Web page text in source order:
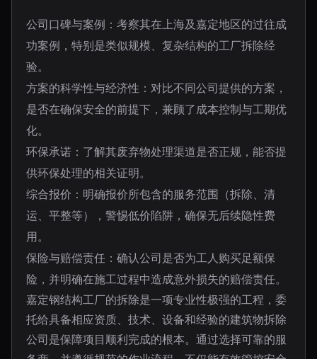
公司口碑与案例：考察其在上海及嘉定地区的过往成
功案例，特别是类似规模、复杂结构的工厂拆除经
验。
方案的科学性与经济性：对比不同公司提供的方案，
是否在确保安全的前提下，兼顾了成本控制与工期优
化。
环保承诺：了解其废弃物处理渠道是否正规，能否提
供环保处理的相关证明。
综合报价：明确报价所包含的服务范围（拆除、清
运、平整等），警惕低价陷阱，确保无后续隐性费
用。
保险与赔偿责任：确认公司是否为工人购买足额保
险，并明确在施工过程中造成意外损失的赔偿责任。
嘉定钢结构工厂的拆除是一项专业性极强的工程，委
托给具备相应资质、技术、设备和经验的建筑物拆除
公司是保障项目顺利完成的根本。通过选择可靠的服